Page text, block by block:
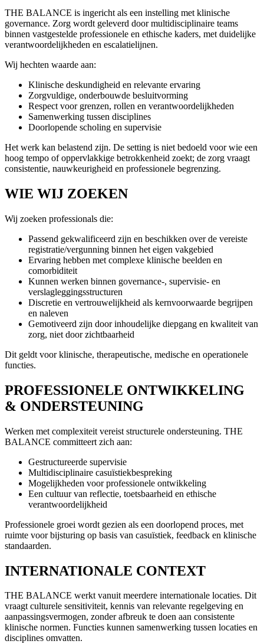
THE BALANCE is ingericht als een instelling met klinische
governance. Zorg wordt geleverd door multidisciplinaire teams
binnen vastgestelde professionele en ethische kaders, met duidelijke
verantwoordelijkheden en escalatielijnen.
Wij hechten waarde aan:
Klinische deskundigheid en relevante ervaring
Zorgvuldige, onderbouwde besluitvorming
Respect voor grenzen, rollen en verantwoordelijkheden
Samenwerking tussen disciplines
Doorlopende scholing en supervisie
Het werk kan belastend zijn. De setting is niet bedoeld voor wie een
hoog tempo of oppervlakkige betrokkenheid zoekt; de zorg vraagt
consistentie, nauwkeurigheid en professionele begrenzing.
WIE WIJ ZOEKEN
Wij zoeken professionals die:
Passend gekwalificeerd zijn en beschikken over de vereiste
registratie/vergunning binnen het eigen vakgebied
Ervaring hebben met complexe klinische beelden en
comorbiditeit
Kunnen werken binnen governance-, supervisie- en
verslagleggingsstructuren
Discretie en vertrouwelijkheid als kernvoorwaarde begrijpen
en naleven
Gemotiveerd zijn door inhoudelijke diepgang en kwaliteit van
zorg, niet door zichtbaarheid
Dit geldt voor klinische, therapeutische, medische en operationele
functies.
PROFESSIONELE ONTWIKKELING
& ONDERSTEUNING
Werken met complexiteit vereist structurele ondersteuning. THE
BALANCE committeert zich aan:
Gestructureerde supervisie
Multidisciplinaire casuïstiekbespreking
Mogelijkheden voor professionele ontwikkeling
Een cultuur van reflectie, toetsbaarheid en ethische
verantwoordelijkheid
Professionele groei wordt gezien als een doorlopend proces, met
ruimte voor bijsturing op basis van casuïstiek, feedback en klinische
standaarden.
INTERNATIONALE CONTEXT
THE BALANCE werkt vanuit meerdere internationale locaties. Dit
vraagt culturele sensitiviteit, kennis van relevante regelgeving en
aanpassingsvermogen, zonder afbreuk te doen aan consistente
klinische normen. Functies kunnen samenwerking tussen locaties en
disciplines omvatten.